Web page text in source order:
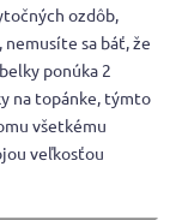
ozdôb,
sa báť, že
ponúka 2
na topánke, týmto
všetkému
veľkosťou